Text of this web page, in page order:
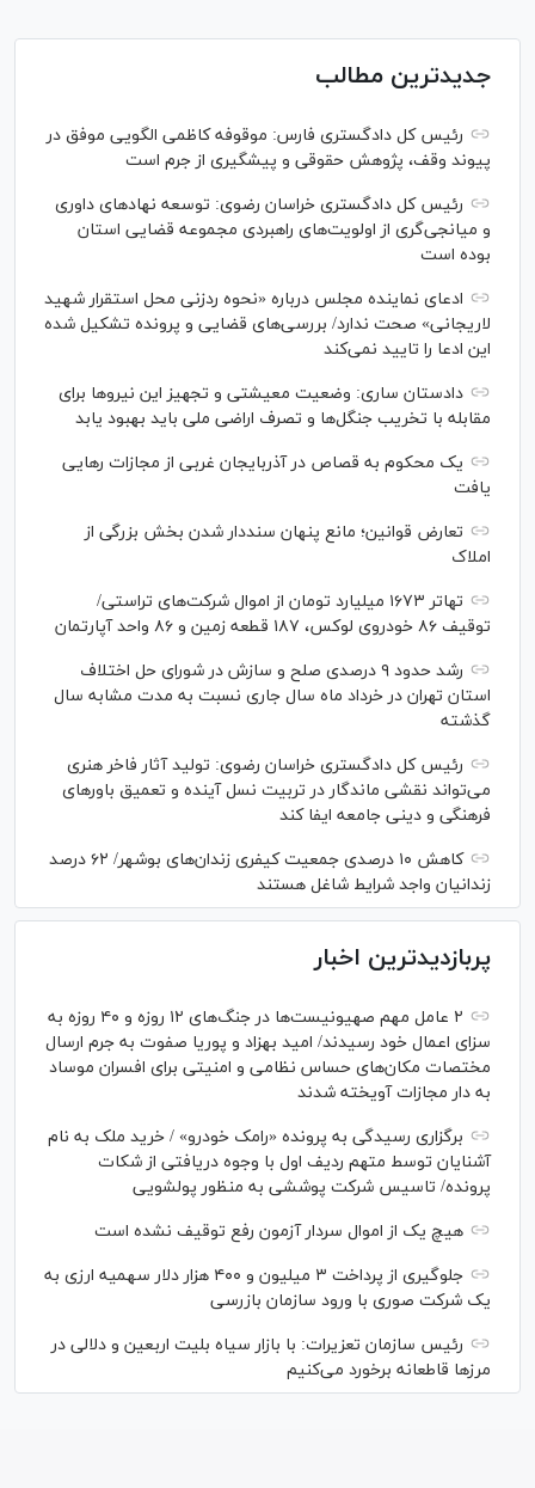
جدیدترین مطالب
رئیس کل دادگستری فارس: موقوفه کاظمی الگویی موفق در
پیوند وقف، پژوهش حقوقی و پیشگیری از جرم است
رئیس کل دادگستری خراسان رضوی: توسعه نهاد‌های داوری
و میانجی‌گری از اولویت‌های راهبردی مجموعه قضایی استان
بوده است
ادعای نماینده مجلس درباره «نحوه ردزنی محل استقرار شهید
لاریجانی» صحت ندارد/ بررسی‌های قضایی و پرونده تشکیل شده
این ادعا را تایید نمی‌کند
دادستان ساری: وضعیت معیشتی و تجهیز این نیرو‌ها برای
مقابله با تخریب جنگل‌ها و تصرف اراضی ملی باید بهبود یابد
یک محکوم به قصاص در آذربایجان‌ غربی از مجازات رهایی
یافت
تعارض قوانین؛ مانع پنهان سنددار شدن بخش بزرگی از
املاک
تهاتر ۱۶۷۳ میلیارد تومان از اموال شرکت‌های تراستی/
توقیف ۸۶ خودروی لوکس، ۱۸۷ قطعه زمین و ۸۶ واحد آپارتمان
رشد حدود ۹ درصدی صلح و سازش در شورای حل اختلاف
استان تهران در خرداد ماه سال جاری نسبت به مدت مشابه سال
گذشته
رئیس کل دادگستری خراسان رضوی: تولید آثار فاخر هنری
می‌تواند نقشی ماندگار در تربیت نسل آینده و تعمیق باور‌های
فرهنگی و دینی جامعه ایفا کند
کاهش ۱۰ درصدی جمعیت کیفری زندان‌های بوشهر/ ۶۲ درصد
زندانیان واجد شرایط شاغل هستند
پربازدیدترین اخبار
۲ عامل مهم صهیونیست‌ها در جنگ‌های ۱۲ روزه و ۴۰ روزه به
سزای اعمال خود رسیدند/ امید بهزاد و پوریا صفوت به جرم ارسال
مختصات مکان‌های حساس نظامی و امنیتی برای افسران موساد
به دار مجازات آویخته شدند
برگزاری رسیدگی به پرونده «رامک خودرو» / خرید ملک به نام
آشنایان توسط متهم ردیف اول با وجوه دریافتی از شکات
پرونده/ تاسیس شرکت پوششی به منظور پولشویی
هیچ یک از اموال سردار آزمون رفع توقیف نشده است
جلوگیری از پرداخت ۳ میلیون و ۴۰۰ هزار دلار سهمیه ارزی به
یک شرکت صوری با ورود سازمان بازرسی
رئیس سازمان تعزیرات: با بازار سیاه بلیت اربعین و دلالی در
مرز‌ها قاطعانه برخورد می‌کنیم